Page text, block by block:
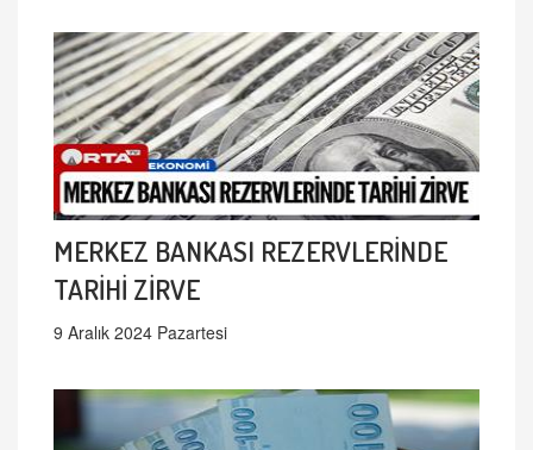
MERKEZ BANKASI REZERVLERİNDE
TARİHİ ZİRVE
9 Aralık 2024 Pazartesi